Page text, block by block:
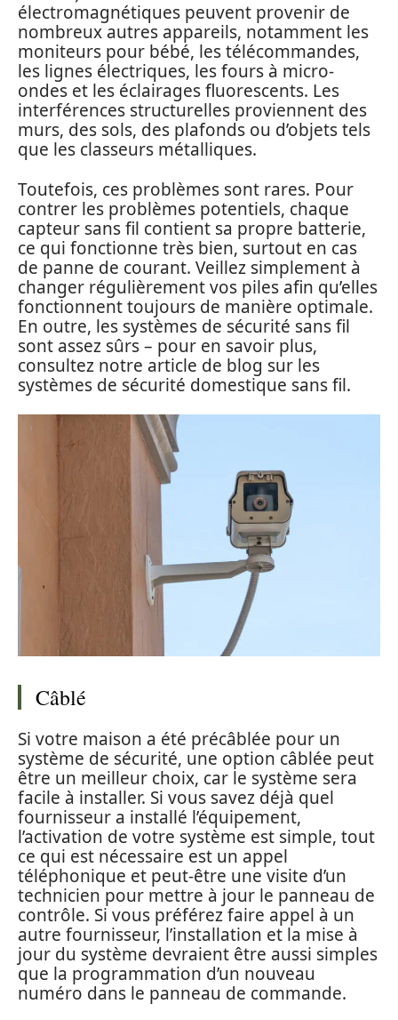
électromagnétiques peuvent provenir de
nombreux autres appareils, notamment les
moniteurs pour bébé, les télécommandes,
les lignes électriques, les fours à micro-
ondes et les éclairages fluorescents. Les
interférences structurelles proviennent des
murs, des sols, des plafonds ou d’objets tels
que les classeurs métalliques.
Toutefois, ces problèmes sont rares. Pour
contrer les problèmes potentiels, chaque
capteur sans fil contient sa propre batterie,
ce qui fonctionne très bien, surtout en cas
de panne de courant. Veillez simplement à
changer régulièrement vos piles afin qu’elles
fonctionnent toujours de manière optimale.
En outre, les systèmes de sécurité sans fil
sont assez sûrs – pour en savoir plus,
consultez notre article de blog sur les
systèmes de sécurité domestique sans fil.
Câblé
Si votre maison a été précâblée pour un
système de sécurité, une option câblée peut
être un meilleur choix, car le système sera
facile à installer. Si vous savez déjà quel
fournisseur a installé l’équipement,
l’activation de votre système est simple, tout
ce qui est nécessaire est un appel
téléphonique et peut-être une visite d’un
technicien pour mettre à jour le panneau de
contrôle. Si vous préférez faire appel à un
autre fournisseur, l’installation et la mise à
jour du système devraient être aussi simples
que la programmation d’un nouveau
numéro dans le panneau de commande.